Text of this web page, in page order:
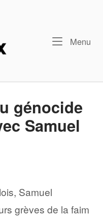
Menu
génocide
Samuel
Samuel
grèves de la faim